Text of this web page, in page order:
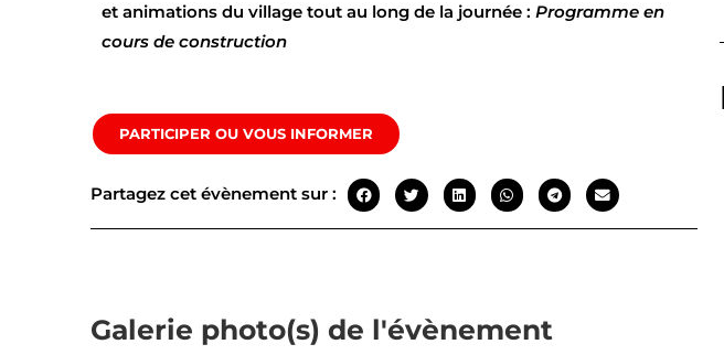
et animations du village tout au long de la journée : Programme en
cours de construction
PARTICIPER OU VOUS INFORMER
Partagez cet évènement sur :
Galerie photo(s) de l'évènement